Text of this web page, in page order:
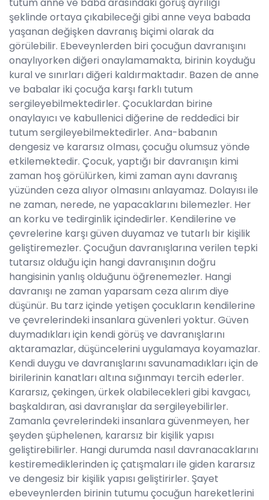
şeklinde ortaya çıkabileceği gibi anne veya babada
yaşanan değişken davranış biçimi olarak da
görülebilir. Ebeveynlerden biri çocuğun davranışını
onaylıyorken diğeri onaylamamakta, birinin koyduğu
kural ve sınırları diğeri kaldırmaktadır. Bazen de anne
ve babalar iki çocuğa karşı farklı tutum
sergileyebilmektedirler. Çocuklardan birine
onaylayıcı ve kabullenici diğerine de reddedici bir
tutum sergileyebilmektedirler. Ana-babanın
dengesiz ve kararsız olması, çocuğu olumsuz yönde
etkilemektedir. Çocuk, yaptığı bir davranışın kimi
zaman hoş görülürken, kimi zaman aynı davranış
yüzünden ceza alıyor olmasını anlayamaz. Dolayısı ile
ne zaman, nerede, ne yapacaklarını bilemezler. Her
an korku ve tedirginlik içindedirler. Kendilerine ve
çevrelerine karşı güven duyamaz ve tutarlı bir kişilik
geliştiremezler. Çocuğun davranışlarına verilen tepki
tutarsız olduğu için hangi davranışının doğru
hangisinin yanlış olduğunu öğrenemezler. Hangi
davranışı ne zaman yaparsam ceza alırım diye
düşünür. Bu tarz içinde yetişen çocukların kendilerine
ve çevrelerindeki insanlara güvenleri yoktur. Güven
duymadıkları için kendi görüş ve davranışlarını
aktaramazlar, düşüncelerini uygulamaya koyamazlar.
Kendi duygu ve davranışlarını savunamadıkları için de
birilerinin kanatları altına sığınmayı tercih ederler.
Kararsız, çekingen, ürkek olabilecekleri gibi kavgacı,
başkaldıran, asi davranışlar da sergileyebilirler.
Zamanla çevrelerindeki insanlara güvenmeyen, her
şeyden şüphelenen, kararsız bir kişilik yapısı
geliştirebilirler. Hangi durumda nasıl davranacaklarını
kestiremediklerinden iç çatışmaları ile giden kararsız
ve dengesiz bir kişilik yapısı geliştirirler. Şayet
ebeveynlerden birinin tutumu çocuğun hareketlerini